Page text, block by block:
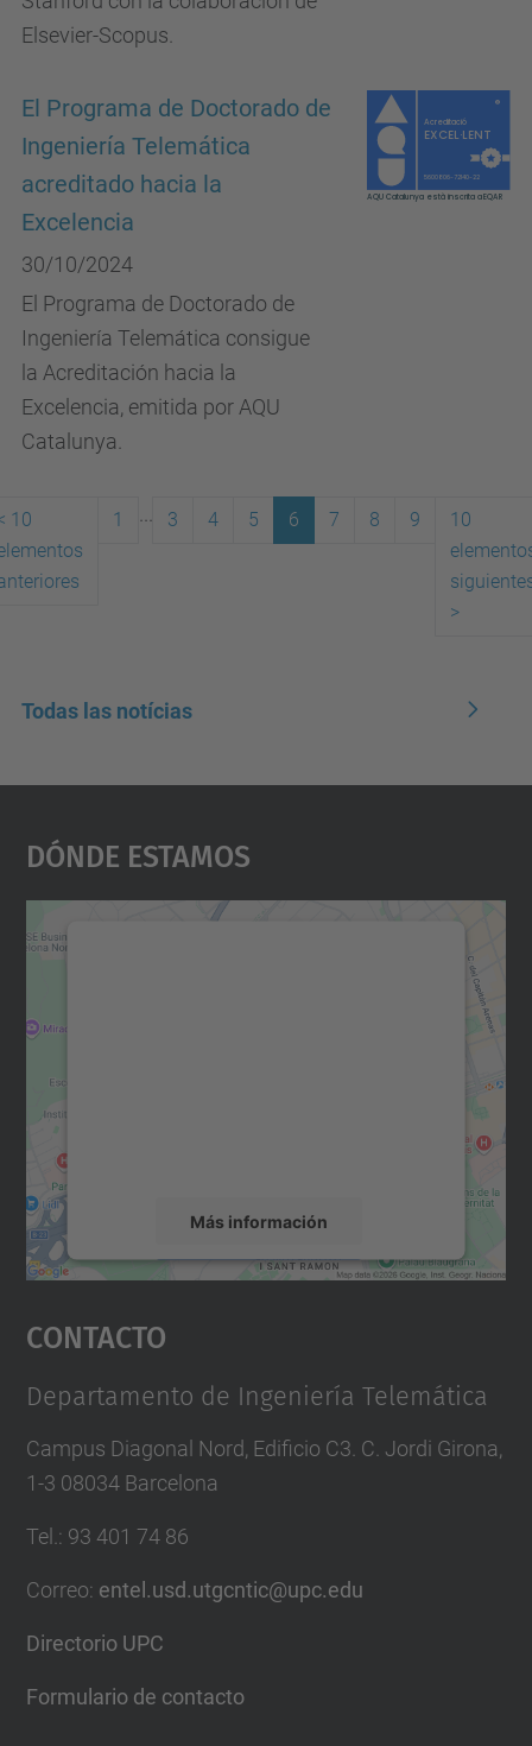
Elsevier-Scopus.
El Programa de Doctorado de
Ingeniería Telemática
acreditado hacia la
Excelencia
30/10/2024
El Programa de Doctorado de
Ingeniería Telemática consigue
la Acreditación hacia la
Excelencia, emitida por AQU
Catalunya.
10
1 3 4 5 6 7 8 9
10
>
Todas las notícias
Dónde Estamos
Más información
Aceptar
powered by
Contacto
Departamento de Ingeniería Telemática
Campus Diagonal Nord, Edificio C3. C. Jordi Girona,
1-3 08034 Barcelona
Tel. : 93 401 74 86
Correo: entel.usd.utgcntic@upc.edu
Directorio UPC
Formulario de contacto